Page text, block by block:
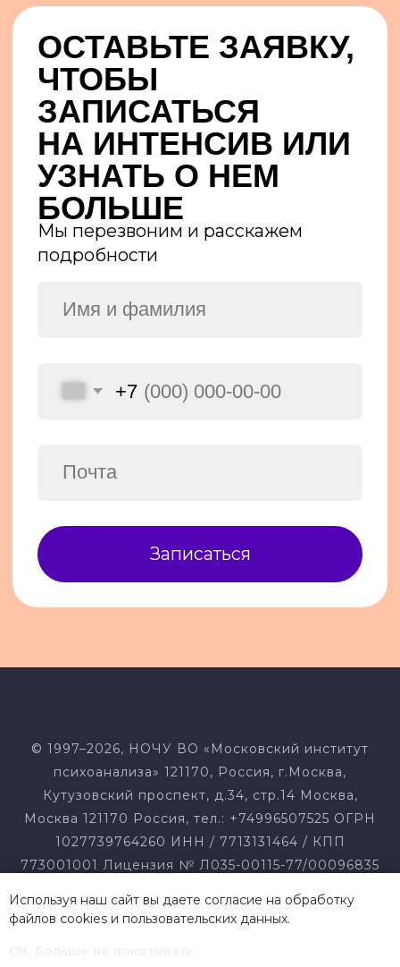
Используя наш сайт вы даете согласие на обработку
файлов cookies и пользовательских данных.
© 1997–2026, НОЧУ ВО «Московский институт
психоанализа» 121170, Россия, г.Москва,
Кутузовский проспект, д.34, стр.14 Москва,
Москва 121170 Россия, тел.: +74996507525 ОГРН
1027739764260 ИНН / 7713131464 / КПП
773001001 Лицензия № Л035-00115-77/00096835
аккредитации № А007-00115-77/01367564 от